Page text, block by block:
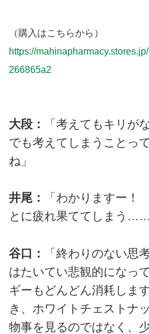
（購入はこちらから）
https://
266865a2
大段：
「考えてもキリが
でも考えてしまうことっ
ね」
井尾：
「わかりますー
とに疲れ果ててしまう……
谷口：
「終わりのない思
はたいてい悲観的になっ
ギーもどんどん消耗しま
き、ホワイトチェストナ
物事を見るのではなく、